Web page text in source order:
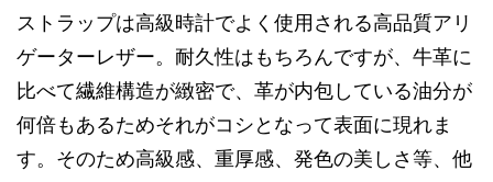
ストラップは高級時計でよく使用される高品質アリ
ゲーターレザー。耐久性はもちろんですが、牛革に
比べて繊維構造が緻密で、革が内包している油分が
何倍もあるためそれがコシとなって表面に現れま
す。そのため高級感、重厚感、発色の美しさ等、他